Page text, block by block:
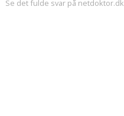
Se det fulde svar på netdoktor.dk